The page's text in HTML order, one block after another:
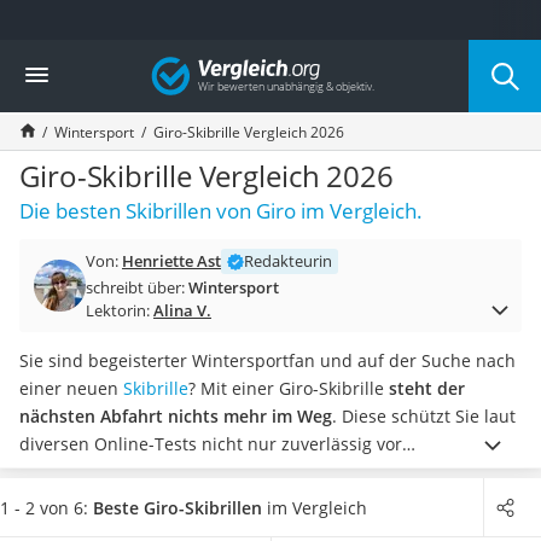
Die beliebtesten Vergleiche nach Kategorie
Freizeit & Sport
Gartentrampolin
Trampolin
Metalldetektor
Eufab-Fahrradträger
Trampolin 366 cm
Aluminium-Koffer
Futterboot
E-Bike-Dreirad
Trekkingschuhe Herren
Reisetasche mit Rollen
Klimmzugstation
Koffer
Nachtsichtgerät
Vergleich
Wintersport Giro-Skibrille Vergleich 2026
Giro-Skibrille Vergleich 2026
Die besten Skibrillen von Giro im Vergleich.
Von: Henriette Ast
Redakteurin
schreibt über:Wintersport
Lektorin:Alina V.
Sie sind begeisterter Wintersportfan und auf der Suche nach
einer neuen Skibrille? Mit einer Giro-Skibrille steht der
nächsten Abfahrt nichts mehr im Weg. Diese schützt Sie laut
diversen Online-Tests nicht nur zuverlässig vor
aufgewirbelten Eiskristallen, sondern auch vor blendenden
Sonnenstrahlen. Wählen Sie jetzt aus unserer
1 - 2 von 6: Beste Giro-Skibrillen im Vergleich